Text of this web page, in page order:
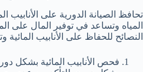
تحافظ الصيانة الدورية على
المياه وتساعد في توفير المال على
النصائح للحفاظ على الأنابيب
فحص الأنابيب المائية بشكل